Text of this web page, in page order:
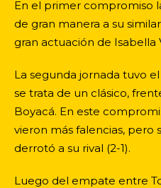
En el primer compromiso
de gran manera a su
gran actuación de Isabella
La segunda jornada tuvo
se trata de un clásico,
Boyacá. En este
vieron más falencias, pero
derrotó a su rival (2-1).
Luego del empate entre